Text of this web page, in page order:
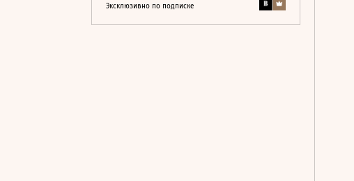
Эксклюзивно по подписке